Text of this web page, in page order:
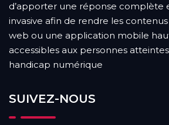
d’apporter une réponse complète
invasive afin de rendre les
web ou une application mobile
accessibles aux personnes atteintes
handicap numérique
SUIVEZ-NOUS